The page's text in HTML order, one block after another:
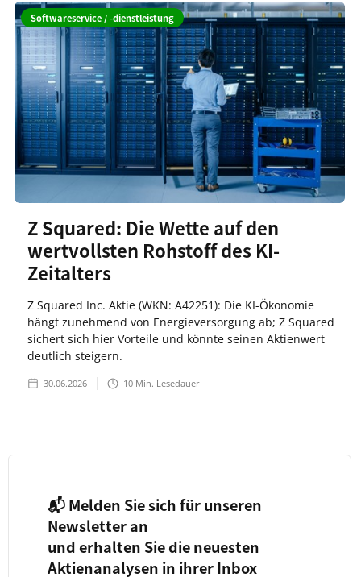
Softwareservice / -dienstleistung
Z Squared: Die Wette auf den
wertvollsten Rohstoff des KI-
Zeitalters
Z Squared Inc. Aktie (WKN: A42251): Die KI-Ökonomie
hängt zunehmend von Energieversorgung ab; Z Squared
sichert sich hier Vorteile und könnte seinen Aktienwert
deutlich steigern.
30.06.2026 10 Min. Lesedauer
📬 Melden Sie sich für unseren
Newsletter an
und erhalten Sie die neuesten
Aktienanalysen in ihrer Inbox